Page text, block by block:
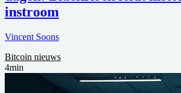
instroom
Vincent Soons
Bitcoin nieuws
4min